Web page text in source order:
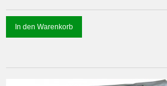
In den Warenkorb